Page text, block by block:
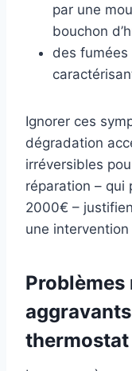
par une
bouchon
des fumées
Ignorer ces
dégradation
irréversibles
réparation – qui
2000€ –
une
Problèmes